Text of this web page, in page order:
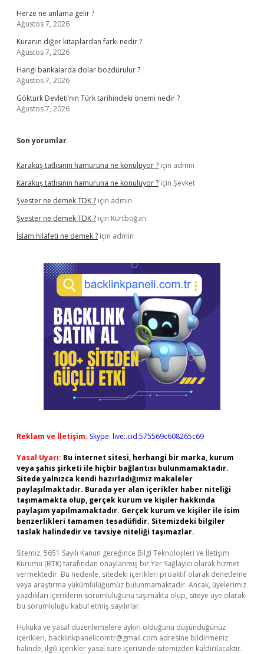
Herze ne anlama gelir ?
Ağustos 7, 2026
Kuranın diğer kitaplardan farkı nedir ?
Ağustos 7, 2026
Hangi bankalarda dolar bozdurulur ?
Ağustos 7, 2026
Göktürk Devleti’nin Türk tarihindeki önemi nedir ?
Ağustos 7, 2026
Son yorumlar
Karakuş tatlısının hamuruna ne konuluyor ? için admin
Karakuş tatlısının hamuruna ne konuluyor ? için Şevket
Şvester ne demek TDK ? için admin
Şvester ne demek TDK ? için Kurtboğan
İslam hilafeti ne demek ? için admin
Reklam ve İletişim: Skype: live:.cid.575569c608265c69
Yasal Uyarı: Bu internet sitesi, herhangi bir marka, kurum
veya şahıs şirketi ile hiçbir bağlantısı bulunmamaktadır.
Sitede yalnızca kendi hazırladığımız makaleler
paylaşılmaktadır. Burada yer alan içerikler haber niteliği
taşımamakta olup, gerçek kurum ve kişiler hakkında
paylaşım yapılmamaktadır. Gerçek kurum ve kişiler ile isim
benzerlikleri tamamen tesadüfidir. Sitemizdeki bilgiler
taslak halindedir ve tavsiye niteliği taşımazlar.
Sitemiz, 5651 Sayılı Kanun gereğince Bilgi Teknolojileri ve İletişim
Kurumu (BTK) tarafından onaylanmış bir Yer Sağlayıcı olarak hizmet
vermektedir. Bu nedenle, sitedeki içerikleri proaktif olarak denetleme
veya araştırma yükümlülüğümüz bulunmamaktadır. Ancak, üyelerimiz
yazdıkları içeriklerin sorumluluğunu taşımakta olup, siteye üye olarak
bu sorumluluğu kabul etmiş sayılırlar.
Hukuka ve yasal düzenlemelere aykırı olduğunu düşündüğünüz
içerikleri, backlinkpanelicomtr@gmail.com adresine bildirmeniz
halinde, ilgili içerikler yasal süre içerisinde sitemizden kaldırılacaktır.